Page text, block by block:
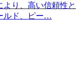
り、高い信頼性と
ルド、ピー…